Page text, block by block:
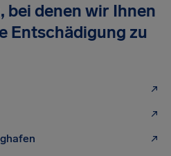
bei denen wir Ihnen
Entschädigung zu